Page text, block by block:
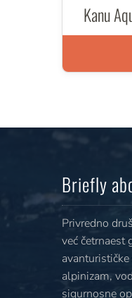
Kanu
Briefly
Privredno
već četrnaest
alpinizam,
sigurnosne